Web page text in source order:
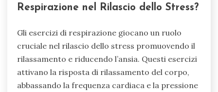
Respirazione nel Rilascio dello Stress?
Gli esercizi di respirazione giocano un ruolo
cruciale nel rilascio dello stress promuovendo il
rilassamento e riducendo l’ansia. Questi esercizi
attivano la risposta di rilassamento del corpo,
abbassando la frequenza cardiaca e la pressione